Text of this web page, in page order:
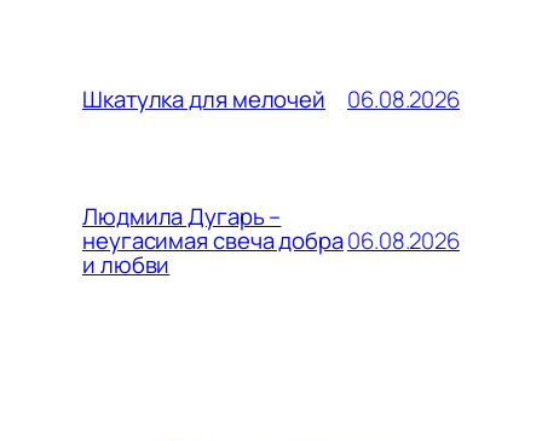
Шкатулка для мелочей 06.08.2026
Людмила Дугарь –
неугасимая свеча добра
и любви
06.08.2026